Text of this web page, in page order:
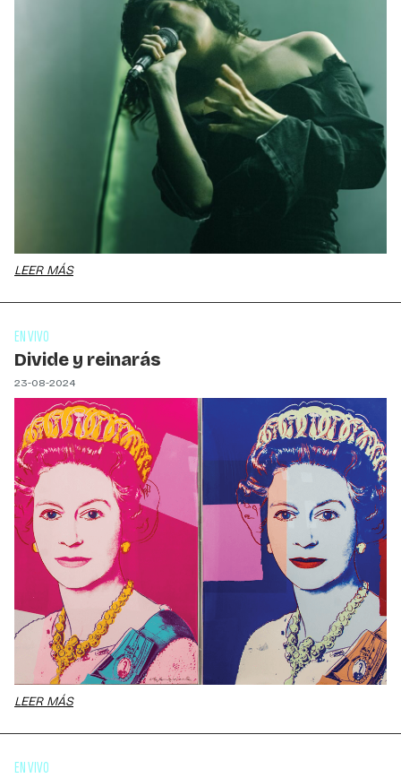
LEER MÁS
EN VIVO
Divide y reinarás
23-08-2024
LEER MÁS
EN VIVO